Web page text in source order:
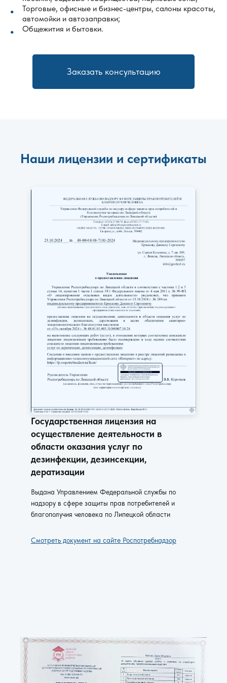
Торговые, офисные и бизнес-центры, салоны красоты,
автомойки и автозаправки;
Общежития и бытовки.
Заказать консультацию
Наши лицензии и сертификаты
Государственная лицензия на
осуществление деятельности в
области оказания услуг по
дезинфекции, дезинсекции,
дератизации
Выдана Управлением Федеральной службы по
надзору в сфере защиты прав потребителей и
благополучия человека по Липецкой области
Смотреть документ на сайте Роспотребнадзор